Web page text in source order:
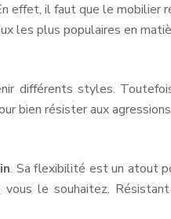
effet, il faut que le
les plus populaires en
différents styles.
bien résister aux
. Sa flexibilité est un atout
le souhaitez.